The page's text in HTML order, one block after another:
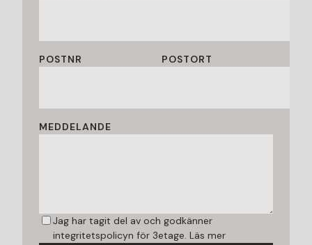
POSTNR POSTORT
MEDDELANDE
Jag har tagit del av och godkänner
integritetspolicyn för 3etage. Läs mer